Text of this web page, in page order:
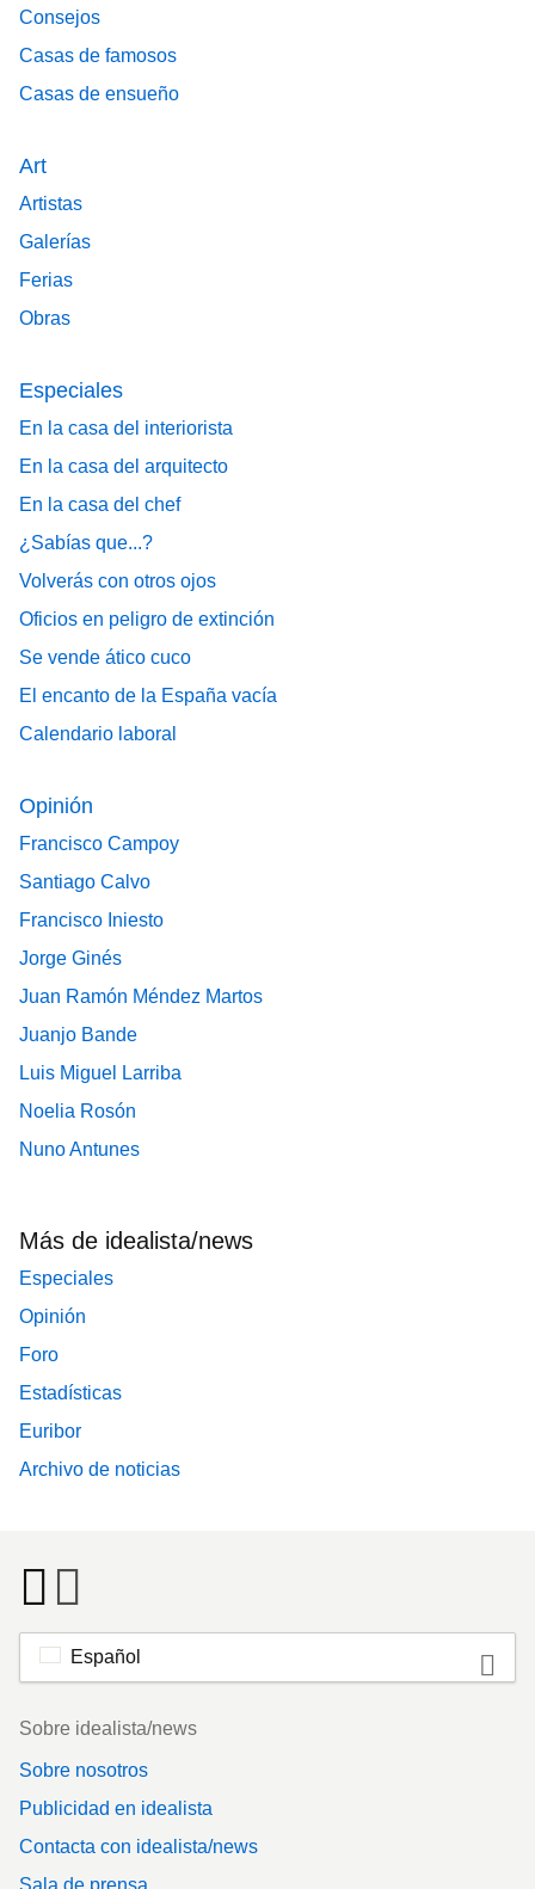
Consejos
Casas de famosos
Casas de ensueño
Art
Artistas
Galerías
Ferias
Obras
Especiales
En la casa del interiorista
En la casa del arquitecto
En la casa del chef
¿Sabías que...?
Volverás con otros ojos
Oficios en peligro de extinción
Se vende ático cuco
El encanto de la España vacía
Calendario laboral
Opinión
Francisco Campoy
Santiago Calvo
Francisco Iniesto
Jorge Ginés
Juan Ramón Méndez Martos
Juanjo Bande
Luis Miguel Larriba
Noelia Rosón
Nuno Antunes
Más de idealista/news
Especiales
Opinión
Foro
Estadísticas
Euribor
Archivo de noticias
Español
Footer
Sobre idealista/news
Sobre nosotros
Publicidad en idealista
Contacta con idealista/news